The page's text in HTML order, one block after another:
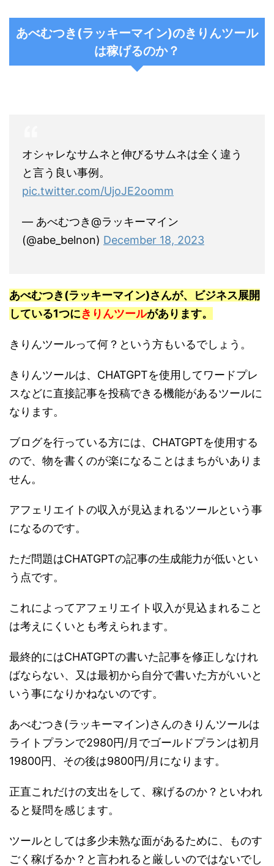
あべむつき (ラッキーマイン)のきりんツール
は稼げるのか？
オシャレなサムネと伸びるサムネは全く違う
と言う良い事例。
pic.twitter.com/UjoJE2oomm
— あべむつき@ラッキーマイン
(@abe_belnon) December 18, 2023
あべむつき(ラッキーマイン)さんが、ビジネス展開
している1つにきりんツールがあります。
きりんツールって何？という方もいるでしょう。
きりんツールは、CHATGPTを使用してワードプレ
スなどに直接記事を投稿できる機能があるツールに
なります。
ブログを行っている方には、CHATGPTを使用する
ので、物を書くのが楽になることはまちがいありま
せん。
アフェリエイトの収入が見込まれるツールという事
になるのです。
ただ問題はCHATGPTの記事の生成能力が低いとい
う点です。
これによってアフェリエイト収入が見込まれること
は考えにくいとも考えられます。
最終的にはCHATGPTの書いた記事を修正しなけれ
ばならない、又は最初から自分で書いた方がいいと
いう事になりかねないのです。
あべむつき(ラッキーマイン)さんのきりんツールは
ライトプランで2980円/月でゴールドプランは初月
19800円、その後は9800円/月になります。
正直これだけの支出をして、稼げるのか？といわれ
ると疑問を感じます。
ツールとしては多少未熟な面があるために、ものす
ごく稼げるか？と言われると厳しいのではないでし